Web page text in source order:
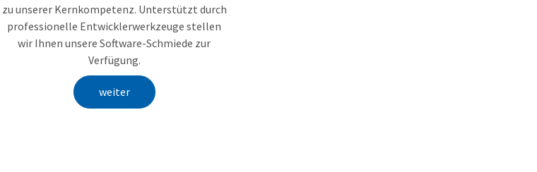
zu unserer Kernkompetenz. Unterstützt durch
professionelle Entwicklerwerkzeuge stellen
wir Ihnen unsere Software-Schmiede zur
Verfügung.
weiter